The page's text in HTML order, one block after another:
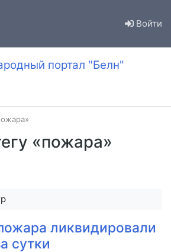
Войти
портал "Белн"
«пожара»
ликвидировали
сутки